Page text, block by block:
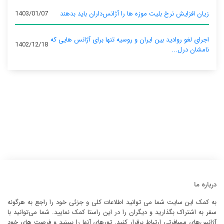
زیان افزایش نرخ بلیت موزه ها را آژانس‌داران باید بدهند 1403/01/07
اجرای لغو روادید بین ایران و روسیه تنها برای آژانس‌ هایی که
نامشان درل...
1402/12/18
درباره ما
به کمک این سایت شما می توانید اطلاعات کلی و جزئی خود را راجع به هرگونه
سفر به اشتراک بگذارید و دیگران را در این راستا کمک نمایید. شما می‌توانید با